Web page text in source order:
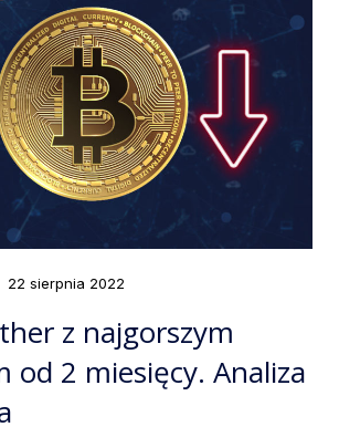
Posted
22 sierpnia 2022
z najgorszym
od 2 miesięcy. Analiza